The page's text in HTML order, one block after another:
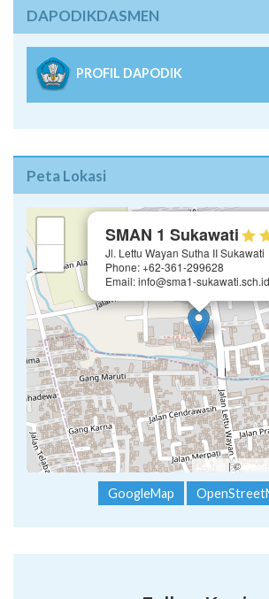
DAPODIKDASMEN
PROFIL DAPODIK
Peta Lokasi
SMAN 1 Sukawati
Jl. Lettu Wayan Sutha II Sukawati
Phone: +62-361-299628
Email: info@sma1-sukawati.sch.id
Leaflet | ©
GoogleMap